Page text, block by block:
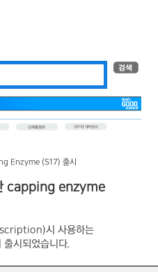
Enzyme (S17) 출시
capping enzyme
시 사용하는
출시되었습니다.